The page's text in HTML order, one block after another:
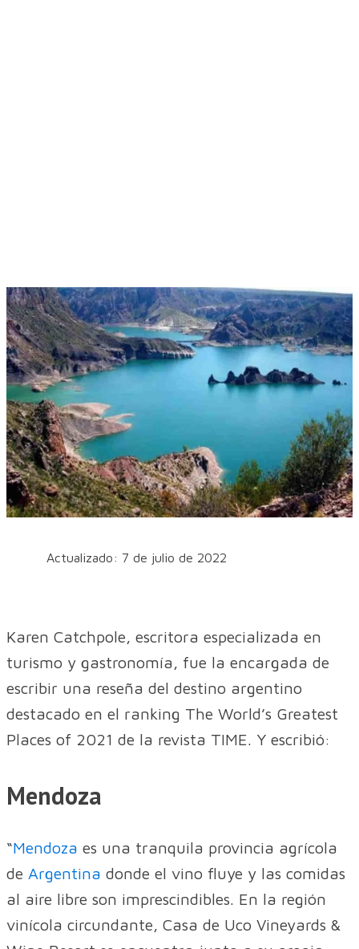
Actualizado: 7 de julio de 2022
Karen Catchpole, escritora especializada en
turismo y gastronomía, fue la encargada de
escribir una reseña del destino argentino
destacado en el ranking The World’s Greatest
Places of 2021 de la revista TIME. Y escribió:
Mendoza
“Mendoza es una tranquila provincia agrícola
de Argentina donde el vino fluye y las comidas
al aire libre son imprescindibles. En la región
vinícola circundante, Casa de Uco Vineyards &